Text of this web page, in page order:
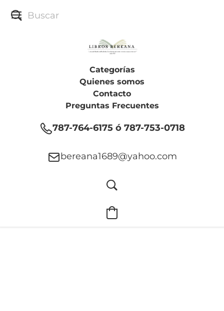
Categorías
Quienes somos
Contacto
Preguntas Frecuentes
787-764-6175 ó 787-753-0718
bereana1689@yahoo.com